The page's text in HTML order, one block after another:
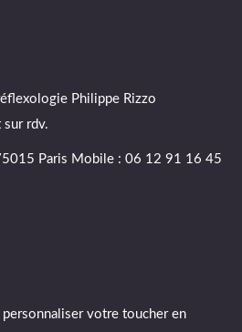
Philippe Rizzo
rdv.
Paris Mobile : 06 12 91 16 45
votre toucher en